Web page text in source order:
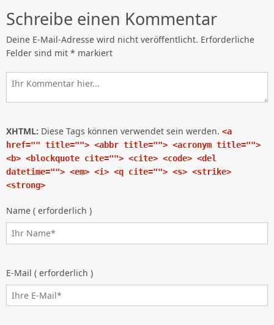
Schreibe einen Kommentar
Deine E-Mail-Adresse wird nicht veröffentlicht. Erforderliche
Felder sind mit * markiert
XHTML: Diese Tags können verwendet sein werden. <a
href="" title=""> <abbr title=""> <acronym title="">
<b> <blockquote cite=""> <cite> <code> <del
datetime=""> <em> <i> <q cite=""> <s> <strike>
<strong>
Name ( erforderlich )
E-Mail ( erforderlich )